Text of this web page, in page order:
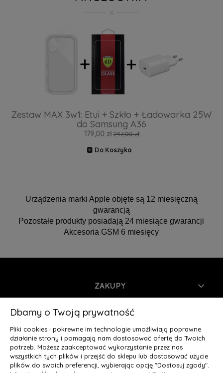
Zestaw MAX 3w1: Etui + Szkło + Ładowarka 25W
do Samsung A36
179,00 zł 247,00 zł
Do Koszyka
Urządzenia marki Apple objęte są 12 miesięczną
gwarancją
Pozostałe produkty posiadają 24 miesiące gwarancji
Akcesoria GSM 6 miesięcy
ZAKUPY
INFORMACJE
MOJE KONTO
O NAS
Dbamy o Twoją prywatność
Pliki cookies i pokrewne im technologie umożliwiają poprawne
działanie strony i pomagają nam dostosować ofertę do Twoich
potrzeb. Możesz zaakceptować wykorzystanie przez nas
wszystkich tych plików i przejść do sklepu lub dostosować użycie
plików do swoich preferencji, wybierając opcję "Dostosuj zgody".